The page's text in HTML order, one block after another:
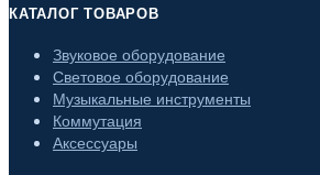
КАТАЛОГ ТОВАРОВ
Звуковое оборудование
Световое оборудование
Музыкальные инструменты
Коммутация
Аксессуары